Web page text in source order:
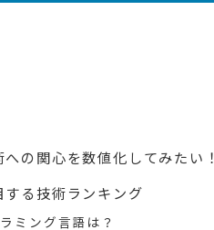
の関心を数値化してみたい！
する技術ランキング
ミング言語は？